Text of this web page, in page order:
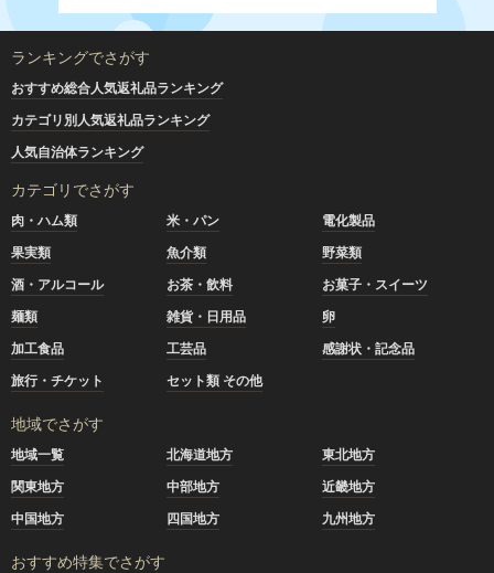
ランキングでさがす
おすすめ総合人気返礼品ランキング
カテゴリ別人気返礼品ランキング
人気自治体ランキング
カテゴリでさがす
肉・ハム類 米・パン
電化製品
果実類
魚介類
野菜類
酒・アルコール
お茶・飲料
お菓子・スイーツ
麺類
雑貨・日用品
卵
加工食品
工芸品
感謝状・記念品
旅行・チケット
セット類 その他
地域でさがす
地域一覧 北海道地方
東北地方
関東地方
中部地方
近畿地方
中国地方
四国地方 九州地方
おすすめ特集でさがす